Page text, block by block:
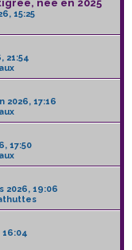
née en 2025
15:25
21:54
2026, 17:16
17:50
2026, 19:06
16:04